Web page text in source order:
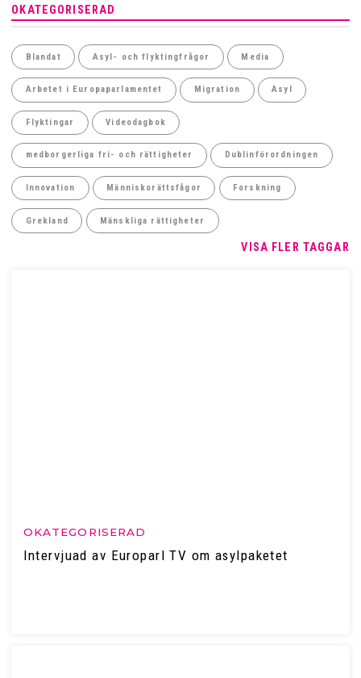
OKATEGORISERAD
Blandat Asyl- och flyktingfrågor Media
Arbetet i Europaparlamentet Migration Asyl
Flyktingar Videodagbok
medborgerliga fri- och rättigheter Dublinförordningen
Innovation Människorättsfågor Forskning
Grekland Mänskliga rättigheter
VISA FLER TAGGAR
OKATEGORISERAD
Intervjuad av Europarl TV om asylpaketet